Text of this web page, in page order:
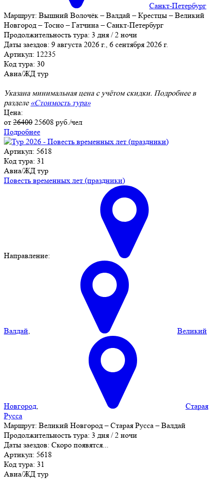
Санкт-Петербург
Маршрут: Вышний Волочёк – Валдай – Крестцы – Великий
Новгород – Тосно – Гатчина – Санкт-Петербург
Продолжительность тура: 3 дня / 2 ночи
Даты заездов: 9 августа 2026 г., 6 сентября 2026 г.
Артикул: 12235
Код тура: 30
Авиа/ЖД тур
Указана минимальная цена с учётом скидки. Подробнее в
разделе «Стоимость тура»
Цена:
от 26400 25608 руб./чел
Подробнее
Артикул: 5618
Код тура: 31
Авиа/ЖД тур
Повесть временных лет (праздники)
Направление:
Валдай, Великий
Новгород,
Старая
Русса
Маршрут: Великий Новгород – Старая Русса – Валдай
Продолжительность тура: 3 дня / 2 ночи
Даты заездов: Скоро появятся...
Артикул: 5618
Код тура: 31
Авиа/ЖД тур